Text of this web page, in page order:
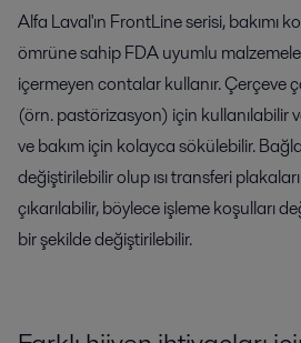
Alfa Laval'ın FrontLine serisi, bakımı
ömrüne sahip FDA uyumlu
içermeyen contalar kullanır. Çerçeve
(örn. pastörizasyon) için kullanılabilir
ve bakım için kolayca sökülebilir.
değiştirilebilir olup ısı transferi
çıkarılabilir, böylece işleme koşulları
bir şekilde değiştirilebilir.